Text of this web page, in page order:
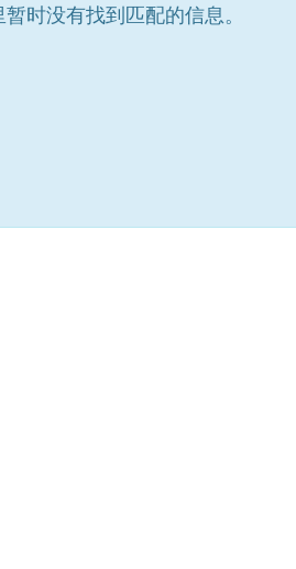
时没有找到匹配的信息。